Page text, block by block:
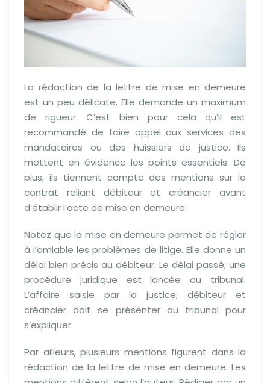
La rédaction de la lettre de mise en demeure
est un peu délicate. Elle demande un maximum
de rigueur. C’est bien pour cela qu’il est
recommandé de faire appel aux services des
mandataires ou des huissiers de justice. Ils
mettent en évidence les points essentiels. De
plus, ils tiennent compte des mentions sur le
contrat reliant débiteur et créancier avant
d’établir l’acte de mise en demeure.
Notez que la mise en demeure permet de régler
à l’amiable les problèmes de litige. Elle donne un
délai bien précis au débiteur. Le délai passé, une
procédure juridique est lancée au tribunal.
L’affaire saisie par la justice, débiteur et
créancier doit se présenter au tribunal pour
s’expliquer.
Par ailleurs, plusieurs mentions figurent dans la
rédaction de la lettre de mise en demeure. Les